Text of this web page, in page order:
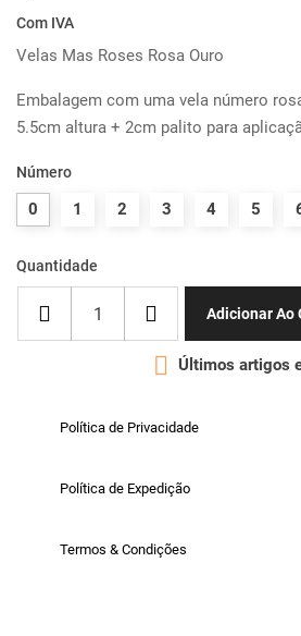
Com IVA
Velas Mas Roses Rosa Ouro
Embalagem com uma vela número
5.5cm altura + 2cm palito para
Número
0 1 2 3 4 5
Quantidade
Adicionar Ao
 Últimos artigos
Política de Privacidade
Política de Expedição
Termos & Condições